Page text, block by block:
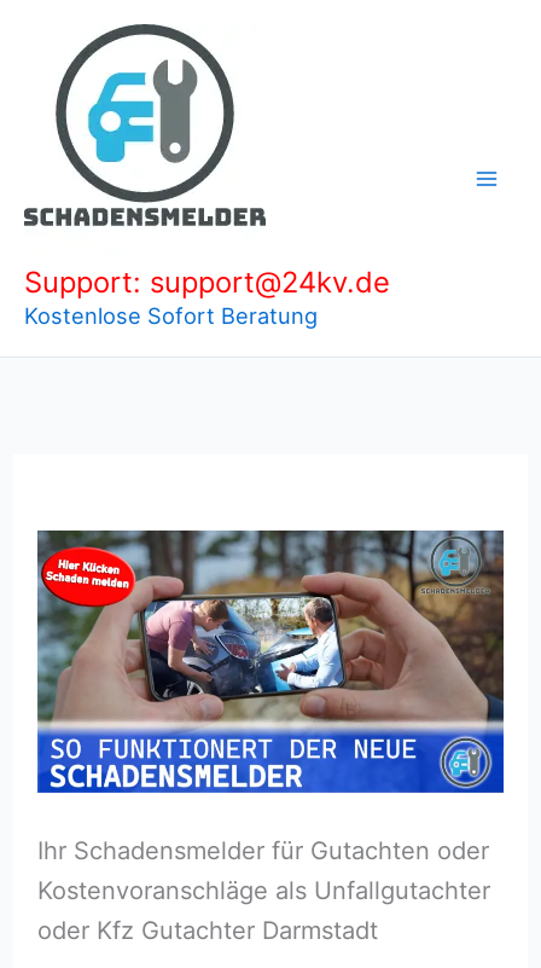
springen
Support: support@24kv.de
Kostenlose Sofort Beratung
Ihr Schadensmelder für Gutachten oder
Kostenvoranschläge als Unfallgutachter
oder Kfz Gutachter Darmstadt